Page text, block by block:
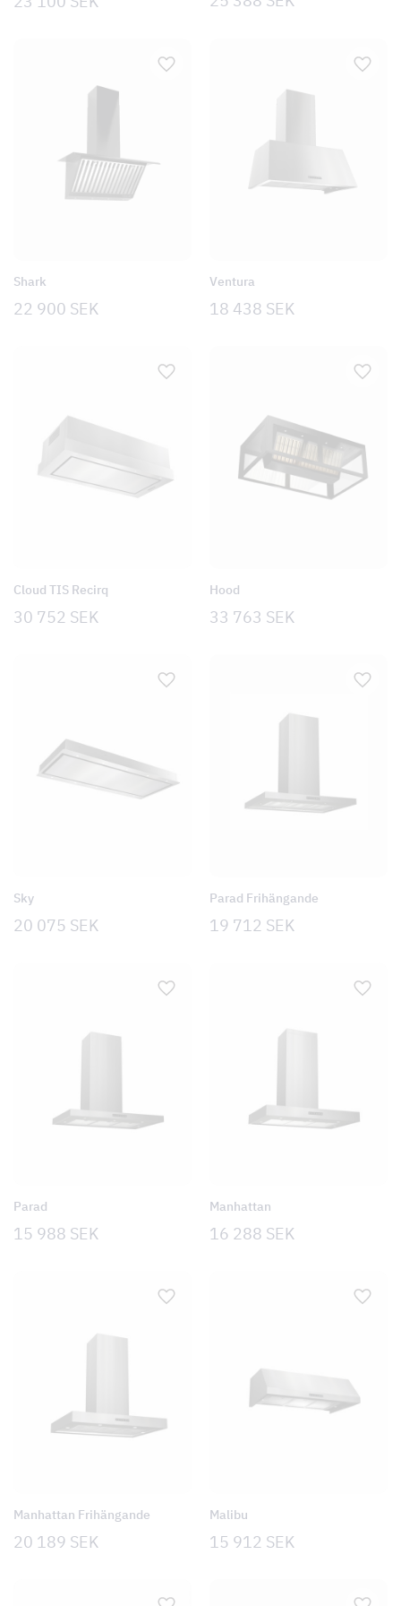
Shark
22 900 SEK
Ventura
18 438 SEK
Cloud TIS Recirq
30 752 SEK
Hood
33 763 SEK
Sky
20 075 SEK
Parad Frihängande
19 712 SEK
Parad
15 988 SEK
Manhattan
16 288 SEK
Manhattan Frihängande
20 189 SEK
Malibu
15 912 SEK